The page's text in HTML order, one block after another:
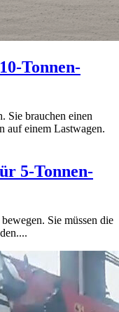
Tonnen-
Sie brauchen einen
auf einem Lastwagen.
5-Tonnen-
Sie müssen die